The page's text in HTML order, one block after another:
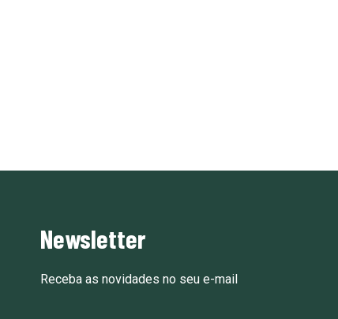
Newsletter
Receba as novidades no seu e-mail